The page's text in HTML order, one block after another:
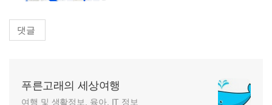
댓글
푸른고래의 세상여행
여행 및 생활정보, 육아, IT 정보